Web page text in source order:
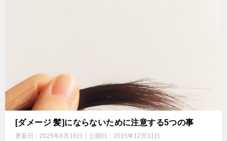
[ダメージ 髪]にならないために注意する5つの事
更新日： 2025年6月16日 公開日： 2015年12月31日